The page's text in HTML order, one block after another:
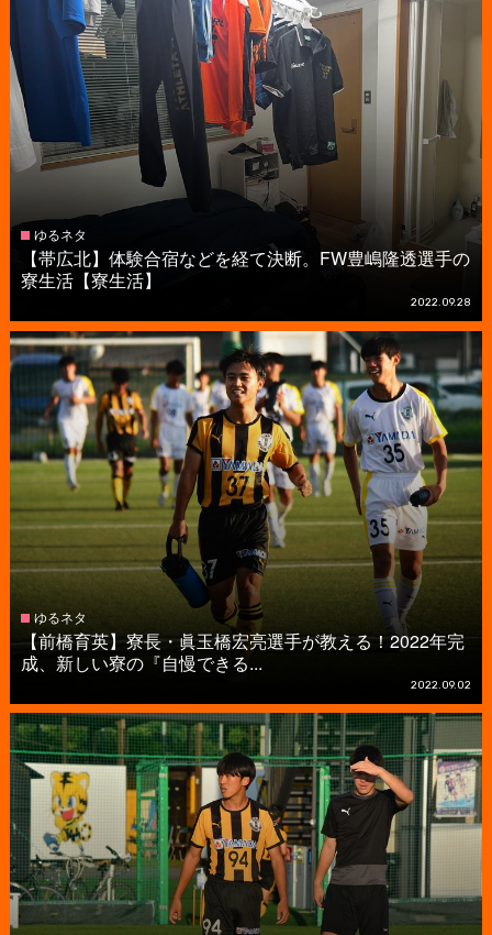
ゆるネタ
【帯広北】体験合宿などを経て決断。FW豊嶋隆透選手の
寮生活【寮生活】
2022.09.28
ゆるネタ
【前橋育英】寮長・眞玉橋宏亮選手が教える！2022年完
成、新しい寮の『自慢できる...
2022.09.02